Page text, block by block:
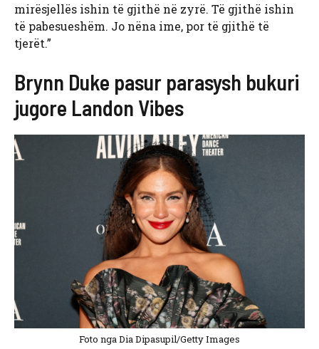
mirësjellës ishin të gjithë në zyrë. Të gjithë ishin
të pabesueshëm. Jo nëna ime, por të gjithë të
tjerët.”
Brynn Duke pasur parasysh bukuri
jugore Landon Vibes
Foto nga Dia Dipasupil/Getty Images